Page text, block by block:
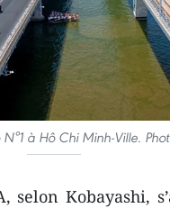
à Hô Chi Minh-Ville.
selon Kobayashi,